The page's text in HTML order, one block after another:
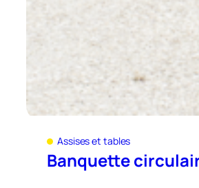
Assises et tables
Banquette